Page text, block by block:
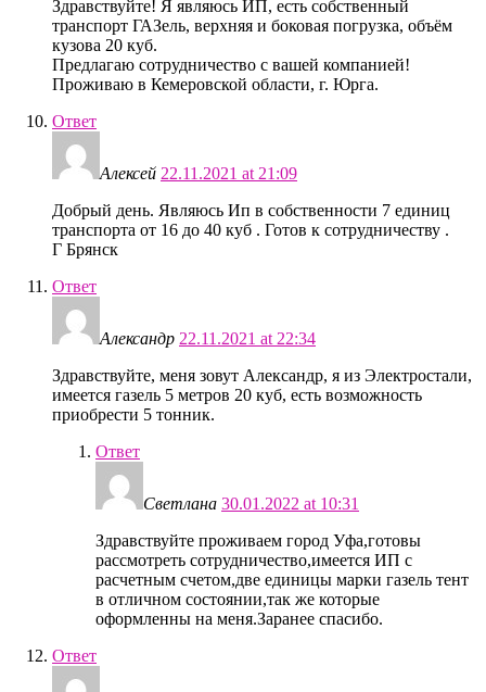
Здравствуйте! Я являюсь ИП, есть собственный
транспорт ГАЗель, верхняя и боковая погрузка, объём
кузова 20 куб.
Предлагаю сотрудничество с вашей компанией!
Проживаю в Кемеровской области, г. Юрга.
Ответ
Алексей 22.11.2021 at 21:09
Добрый день. Являюсь Ип в собственности 7 единиц
транспорта от 16 до 40 куб . Готов к сотрудничеству .
Г Брянск
Ответ
Александр 22.11.2021 at 22:34
Здравствуйте, меня зовут Александр, я из Электростали,
имеется газель 5 метров 20 куб, есть возможность
приобрести 5 тонник.
Ответ
Светлана 30.01.2022 at 10:31
Здравствуйте проживаем город Уфа,готовы
рассмотреть сотрудничество,имеется ИП с
расчетным счетом,две единицы марки газель тент
в отличном состоянии,так же которые
оформленны на меня.Заранее спасибо.
Ответ